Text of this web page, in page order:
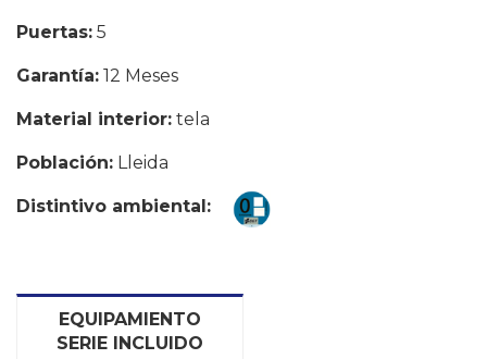
Puertas: 5
Garantía: 12 Meses
Material interior: tela
Población: Lleida
Distintivo ambiental:
EQUIPAMIENTO
SERIE INCLUIDO